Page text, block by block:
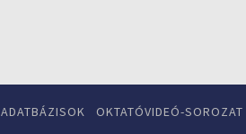
ADATBÁZISOK OKTATÓVIDEÓ-SOROZAT